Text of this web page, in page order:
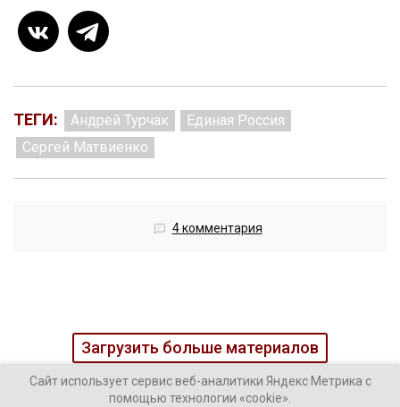
ТЕГИ: Андрей Турчак
Единая Россия
Сергей Матвиенко
4 комментария
Загрузить больше материалов
Сайт использует сервис веб-аналитики Яндекс Метрика с
помощью технологии «cookie».